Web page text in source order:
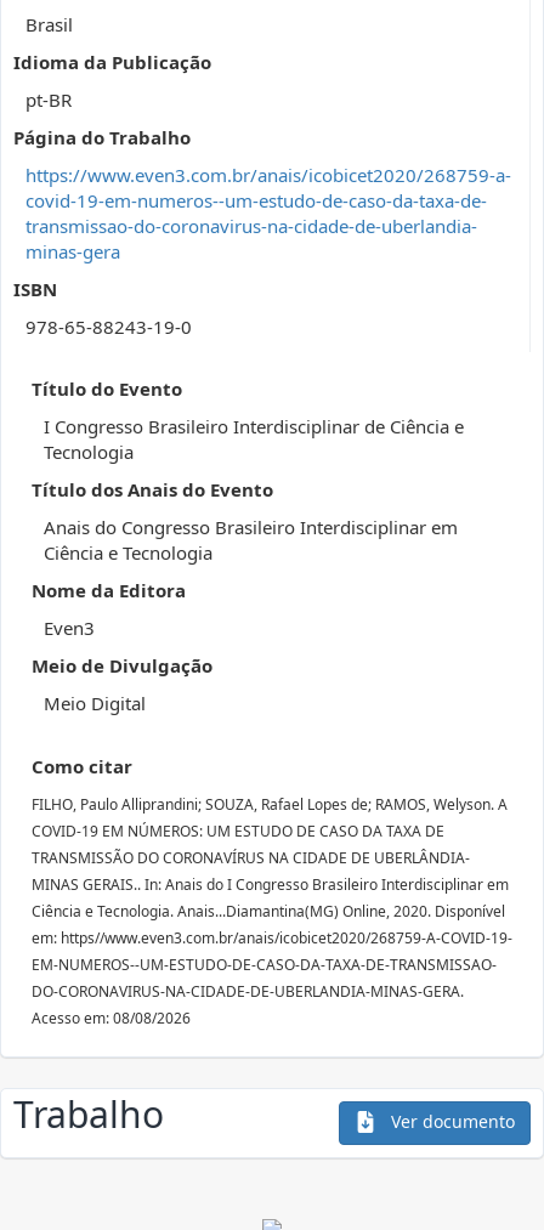
Brasil
Idioma da Publicação
pt-BR
Página do Trabalho
https://www.even3.com.br/anais/icobicet2020/268759-a-
covid-19-em-numeros--um-estudo-de-caso-da-taxa-de-
transmissao-do-coronavirus-na-cidade-de-uberlandia-
minas-gera
ISBN
978-65-88243-19-0
Título do Evento
I Congresso Brasileiro Interdisciplinar de Ciência e
Tecnologia
Título dos Anais do Evento
Anais do Congresso Brasileiro Interdisciplinar em
Ciência e Tecnologia
Nome da Editora
Even3
Meio de Divulgação
Meio Digital
Como citar
FILHO, Paulo Alliprandini; SOUZA, Rafael Lopes de; RAMOS, Welyson. A
COVID-19 EM NÚMEROS: UM ESTUDO DE CASO DA TAXA DE
TRANSMISSÃO DO CORONAVÍRUS NA CIDADE DE UBERLÂNDIA-
MINAS GERAIS.. In: Anais do I Congresso Brasileiro Interdisciplinar em
Ciência e Tecnologia. Anais...Diamantina(MG) Online, 2020. Disponível
em: https//www.even3.com.br/anais/icobicet2020/268759-A-COVID-19-
EM-NUMEROS--UM-ESTUDO-DE-CASO-DA-TAXA-DE-TRANSMISSAO-
DO-CORONAVIRUS-NA-CIDADE-DE-UBERLANDIA-MINAS-GERA.
Acesso em: 08/08/2026
Trabalho Ver documento